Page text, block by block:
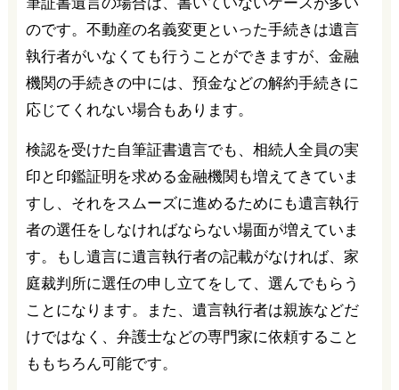
のです。不動産の名義変更といった手続きは遺言
執行者がいなくても行うことができますが、金融
機関の手続きの中には、預金などの解約手続きに
応じてくれない場合もあります。
検認を受けた自筆証書遺言でも、相続人全員の実
印と印鑑証明を求める金融機関も増えてきていま
すし、それをスムーズに進めるためにも遺言執行
者の選任をしなければならない場面が増えていま
す。もし遺言に遺言執行者の記載がなければ、家
庭裁判所に選任の申し立てをして、選んでもらう
ことになります。また、遺言執行者は親族などだ
けではなく、弁護士などの専門家に依頼すること
ももちろん可能です。